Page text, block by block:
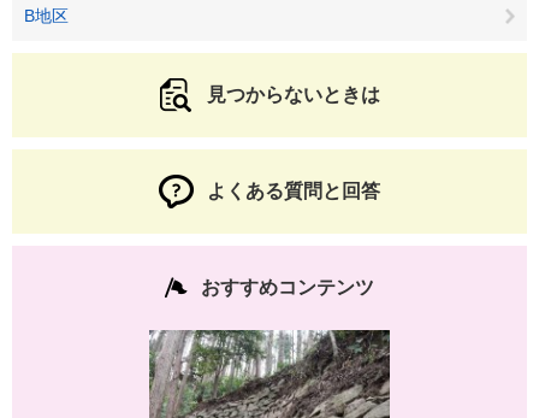
B地区
見つからないときは
よくある質問と回答
おすすめコンテンツ